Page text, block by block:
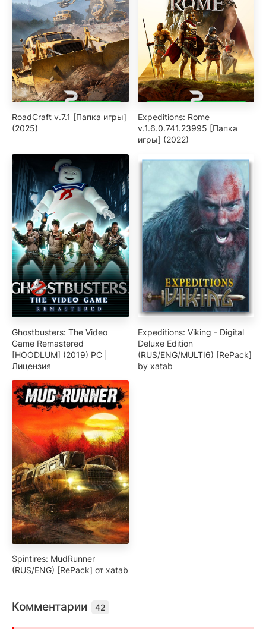
RoadCraft v.7.1 [Папка игры]
(2025)
Expeditions: Rome
v.1.6.0.741.23995 [Папка
игры] (2022)
Ghostbusters: The Video
Game Remastered
[HOODLUM] (2019) PC |
Лицензия
Expeditions: Viking - Digital
Deluxe Edition
(RUS/ENG/MULTI6) [RePack]
by xatab
Spintires: MudRunner
(RUS/ENG) [RePack] от xatab
Комментарии 42